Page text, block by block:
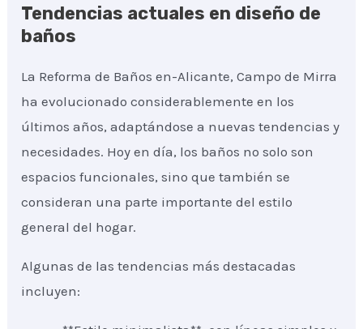
Tendencias actuales en diseño de
baños
La Reforma de Baños en-Alicante, Campo de Mirra
ha evolucionado considerablemente en los
últimos años, adaptándose a nuevas tendencias y
necesidades. Hoy en día, los baños no solo son
espacios funcionales, sino que también se
consideran una parte importante del estilo
general del hogar.
Algunas de las tendencias más destacadas
incluyen: